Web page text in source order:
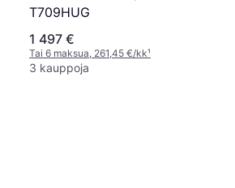
T709HUG
1 497 €
Tai 6 maksua, 261,45 €/kk¹
3 kauppoja